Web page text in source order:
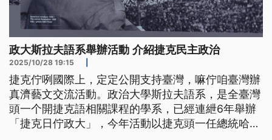
政大斯拉夫語系舉辦活動 介紹捷克民主政治
2025/10/28 19:15
捷克佇咧國際上，定定公開支持臺灣，嘛佇咱臺灣辦
真濟藝文交流活動。政治大學斯拉夫語系，是全臺灣
頭一个開捷克語相關課程的學系，已經連紲6年舉辦
「捷克日佇政大」，今年活動以捷克頭一任總統哈維